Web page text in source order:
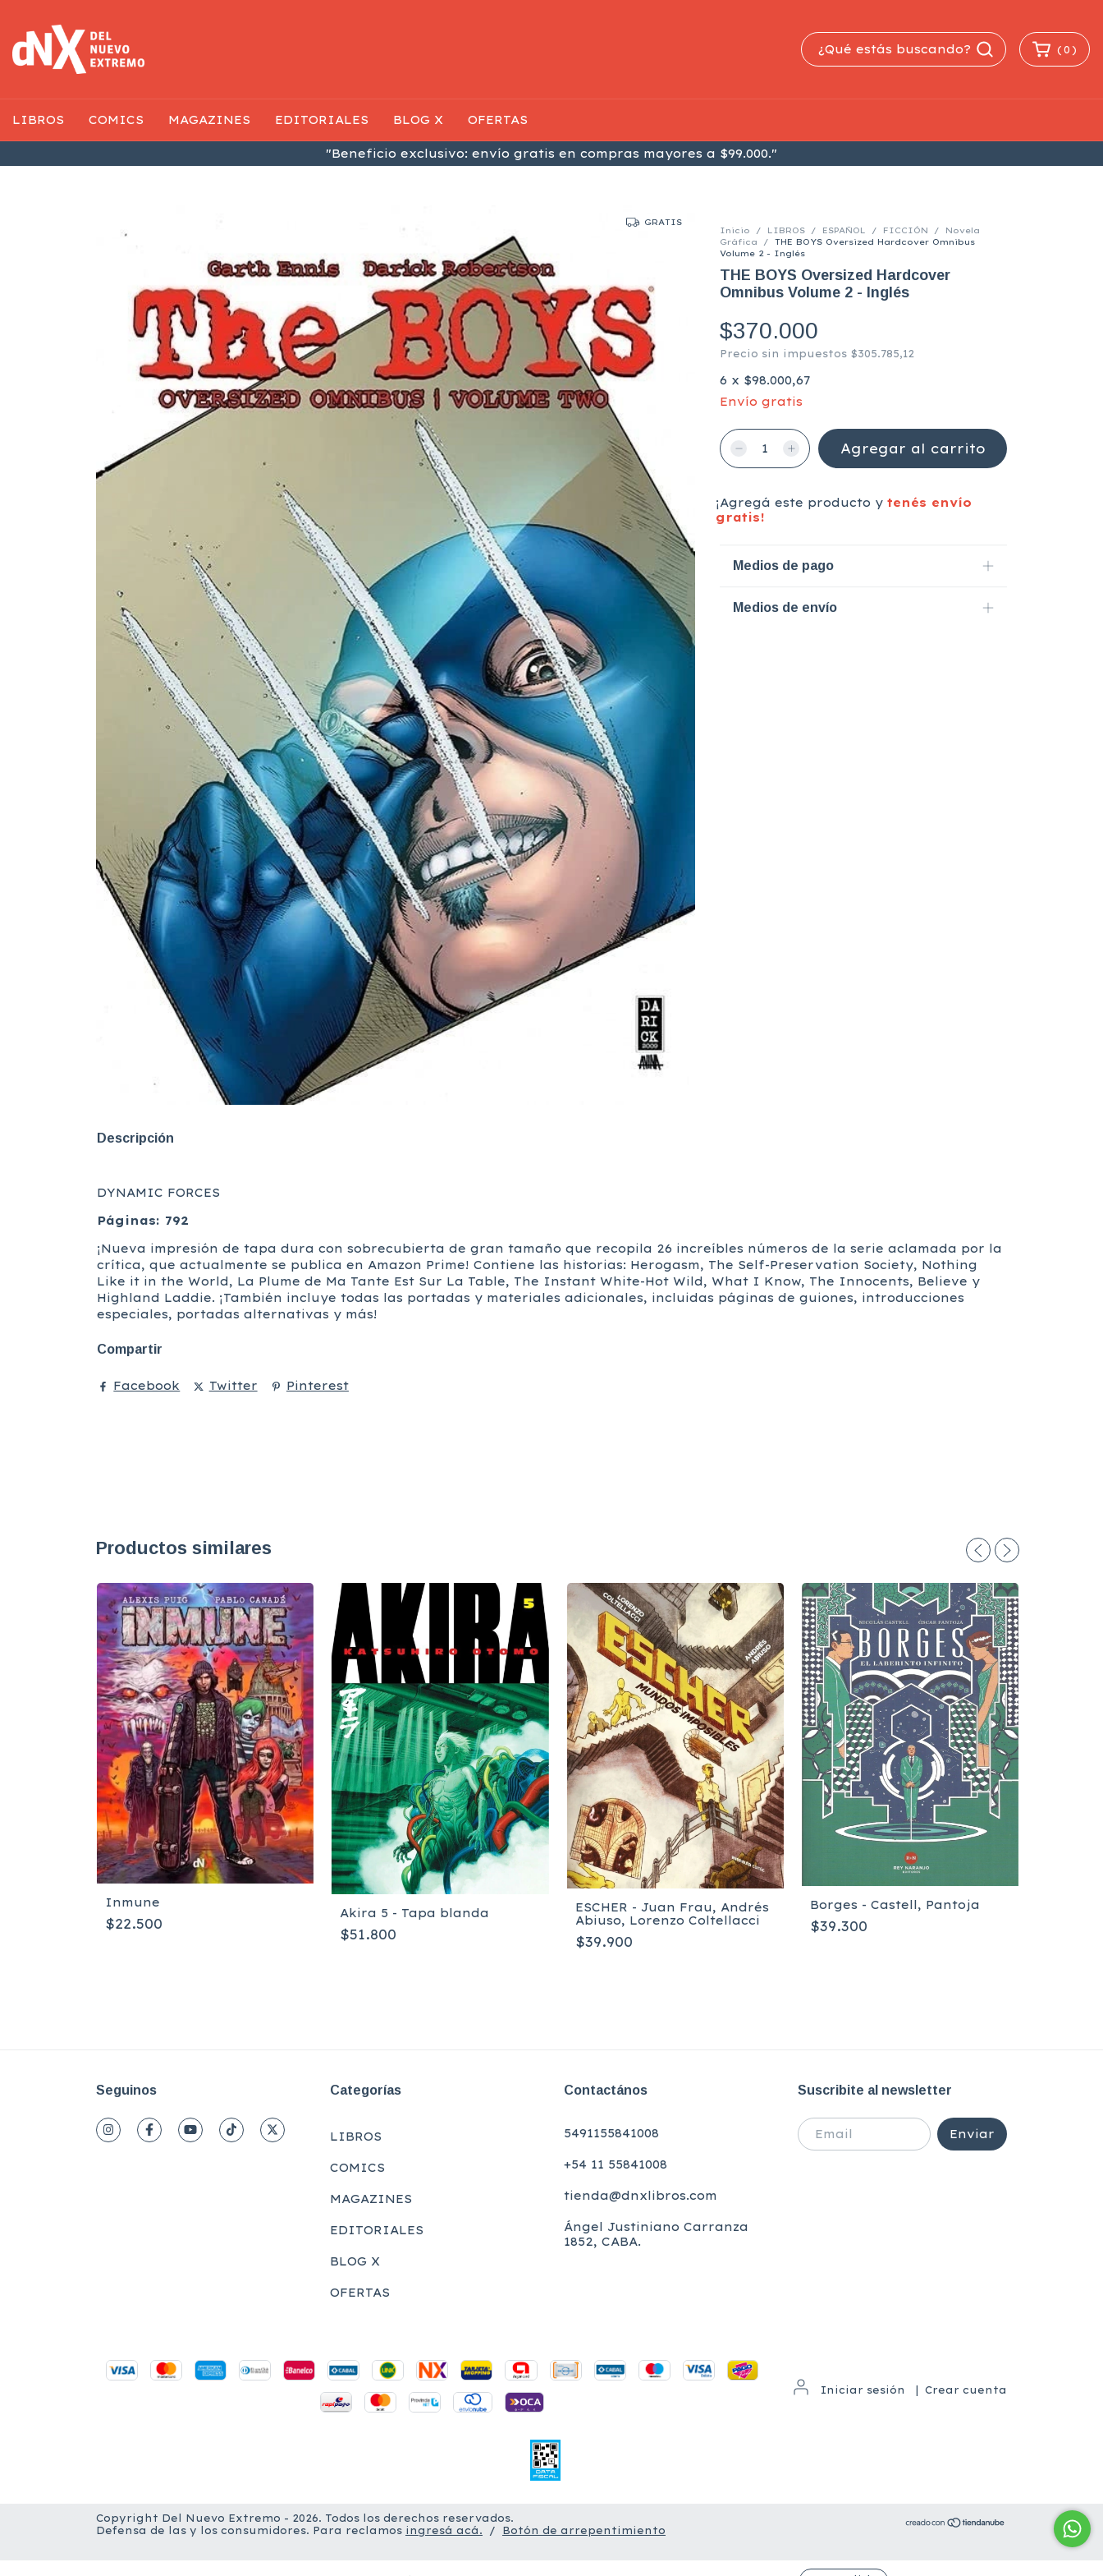
"Beneficio exclusivo: envío gratis en compras mayores a $99.000."
( 0 )
LIBROS COMICS MAGAZINES EDITORIALES BLOG X OFERTAS
GRATIS
Inicio / LIBROS / ESPAÑOL / FICCIÓN /
Novela
Gráfica
/
THE BOYS Oversized Hardcover Omnibus
Volume 2 - Inglés
THE BOYS Oversized Hardcover
Omnibus Volume 2 - Inglés
$370.000
Precio sin impuestos $305.785,12
6 x $98.000,67
Envío gratis
¡Agregá este producto y tenés envío
gratis!
Medios de pago
Medios de envío
Descripción
DYNAMIC FORCES
Páginas: 792
¡Nueva impresión de tapa dura con sobrecubierta de gran tamaño que recopila 26 increíbles números de la serie aclamada por la
crítica, que actualmente se publica en Amazon Prime! Contiene las historias: Herogasm, The Self-Preservation Society, Nothing
Like it in the World, La Plume de Ma Tante Est Sur La Table, The Instant White-Hot Wild, What I Know, The Innocents, Believe y
Highland Laddie. ¡También incluye todas las portadas y materiales adicionales, incluidas páginas de guiones, introducciones
especiales, portadas alternativas y más!
Compartir
Facebook Twitter Pinterest
Productos similares
Inmune
$22.500
Akira 5 - Tapa blanda
$51.800
ESCHER - Juan Frau, Andrés
Abiuso, Lorenzo Coltellacci
$39.900
Borges - Castell, Pantoja
$39.300
Seguinos Categorías
LIBROS
COMICS
MAGAZINES
EDITORIALES
BLOG X
OFERTAS
Contactános
5491155841008
+54 11 55841008
tienda@dnxlibros.com
Ángel Justiniano Carranza
1852, CABA.
Suscribite al newsletter
Iniciar sesión | Crear cuenta
Copyright Del Nuevo Extremo - 2026. Todos los derechos reservados.
Defensa de las y los consumidores. Para reclamos ingresá acá. / Botón de arrepentimiento